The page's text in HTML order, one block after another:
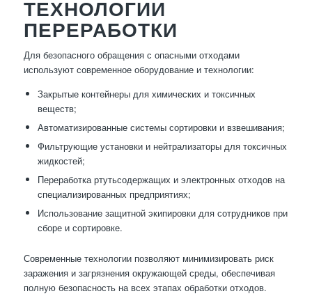
ТЕХНОЛОГИИ
ПЕРЕРАБОТКИ
Для безопасного обращения с опасными отходами
используют современное оборудование и технологии:
Закрытые контейнеры для химических и токсичных
веществ;
Автоматизированные системы сортировки и взвешивания;
Фильтрующие установки и нейтрализаторы для токсичных
жидкостей;
Переработка ртутьсодержащих и электронных отходов на
специализированных предприятиях;
Использование защитной экипировки для сотрудников при
сборе и сортировке.
Современные технологии позволяют минимизировать риск
заражения и загрязнения окружающей среды, обеспечивая
полную безопасность на всех этапах обработки отходов.